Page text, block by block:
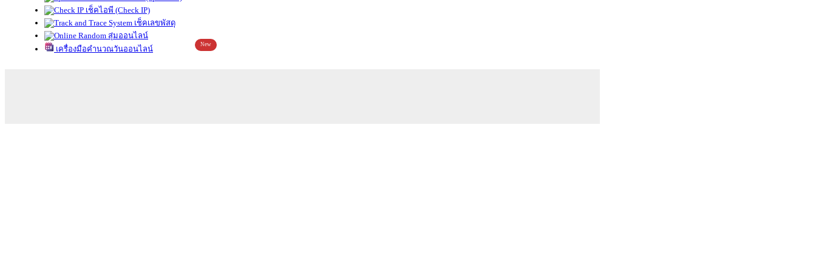
เช็คไอพี (Check IP)
เช็คเลขพัสดุ
สุ่มออนไลน์
เครื่องมือคำนวณวันออนไลน์
New